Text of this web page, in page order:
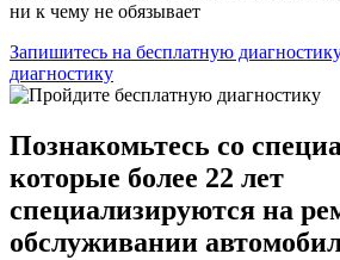
ни к чему не обязывает
Запишитесь на бесплатную
диагностику
Познакомьтесь со
которые более 22 лет
специализируются на
обслуживании